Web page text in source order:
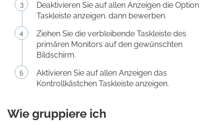
Deaktivieren Sie auf allen Anzeigen die Option
Taskleiste anzeigen. dann bewerben.
Ziehen Sie die verbleibende Taskleiste des
primären Monitors auf den gewünschten
Bildschirm.
Aktivieren Sie auf allen Anzeigen das
Kontrollkästchen Taskleiste anzeigen.
Wie gruppiere ich